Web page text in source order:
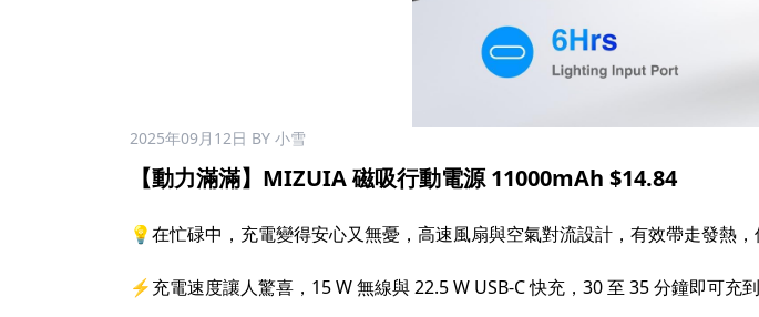
2025年09月12日 BY 小雪
【動力滿滿】MIZUIA 磁吸行動電源 11000mAh $14.84
💡在忙碌中，充電變得安心又無憂，高速風扇與空氣對流設計，有效帶走發熱
⚡充電速度讓人驚喜，15 W 無線與 22.5 W USB-C 快充，30 至 35 分鐘即可充